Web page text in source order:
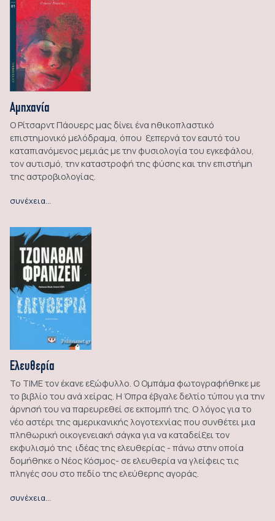
Αμηχανία
Ο Ρίτσαρντ Πάουερς μας δίνει ένα ηθικοπλαστικό
επιστημονικό μελόδραμα, όπου ξεπερνά τον εαυτό του
καταπιανόμενος μεμιάς με την φυσιολογία του εγκεφάλου,
τον αυτισμό, την καταστροφή της φύσης και την επιστήμη
της αστροβιολογίας.
συνέχεια…
Ελευθερία
Το ΤΙΜΕ τον έκανε εξώφυλλο. Ο Ομπάμα φωτογραφήθηκε με
το βιβλίο του ανά χείρας. Η Όπρα έβγαλε δελτίο τύπου για την
άρνησή του να παρευρεθεί σε εκπομπή της. Ο λόγος για το
νέο αστέρι της αμερικανικής λογοτεχνίας που συνθέτει μια
πληθωρική οικογενειακή σάγκα για να καταδείξει τον
εκφυλισμό της ιδέας της ελευθερίας - πάνω στην οποία
δομήθηκε ο Νέος Κόσμος- σε ελευθερία να γλείφεις τις
πληγές σου στο πεδίο της ελεύθερης αγοράς.
συνέχεια…